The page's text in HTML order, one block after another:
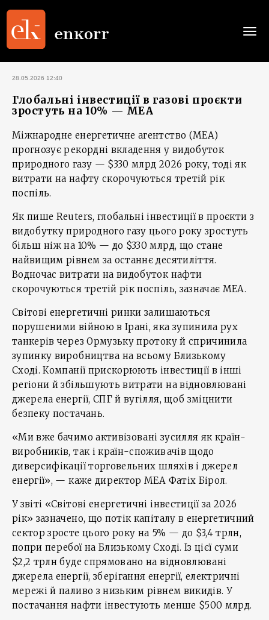
28.05.2026 12:40
Глобальні інвестиції в газові проєкти
зростуть на 10% — МЕА
Міжнародне енергетичне агентство (МЕА)
прогнозує рекордні вкладення у видобуток
природного газу — $330 млрд 2026 року, тоді як
витрати на нафту скорочуються третій рік
поспіль.
Як пише Reuters, глобальні інвестиції в проєкти з
видобутку природного газу цього року зростуть
більш ніж на 10% — до $330 млрд, що стане
найвищим рівнем за останнє десятиліття.
Водночас витрати на видобуток нафти
скорочуються третій рік поспіль, зазначає МЕА.
Світові енергетичні ринки залишаються
порушеними війною в Ірані, яка зупинила рух
танкерів через Ормузьку протоку й спричинила
зупинку виробництва на всьому Близькому
Сході. Компанії прискорюють інвестиції в інші
регіони й збільшують витрати на відновлювані
джерела енергії, СПГ й вугілля, щоб зміцнити
безпеку постачань.
«Ми вже бачимо активізовані зусилля як країн-
виробників, так і країн-споживачів щодо
диверсифікації торговельних шляхів і джерел
енергії», — каже директор МЕА Фатіх Бірол.
У звіті «Світові енергетичні інвестиції за 2026
рік» зазначено, що потік капіталу в енергетичний
сектор зросте цього року на 5% — до $3,4 трлн,
попри перебої на Близькому Сході. Із цієї суми
$2,2 трлн буде спрямовано на відновлювані
джерела енергії, зберігання енергії, електричні
мережі й паливо з низьким рівнем викидів. У
постачання нафти інвестують менше $500 млрд.